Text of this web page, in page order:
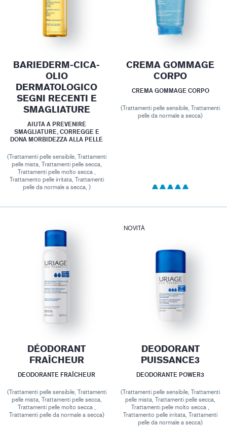
BARIEDERM-CICA-
OLIO
DERMATOLOGICO
SEGNI RECENTI E
SMAGLIATURE
AIUTA A PREVENIRE
SMAGLIATURE, CORREGGE E
DONA MORBIDEZZA ALLA PELLE
(Trattamenti pelle sensibile, Trattamenti
pelle mista, Trattamenti pelle secca,
Trattamenti pelle molto secca ,
Trattamento pelle irritata, Trattamenti
pelle da normale a secca, )
CREMA GOMMAGE
CORPO
CREMA GOMMAGE CORPO
(Trattamenti pelle sensibile, Trattamenti
pelle da normale a secca)
DÉODORANT
FRAÎCHEUR
DEODORANTE FRAÎCHEUR
(Trattamenti pelle sensibile, Trattamenti
pelle mista, Trattamenti pelle secca,
Trattamenti pelle molto secca ,
Trattamenti pelle da normale a secca)
NOVITÀ
DEODORANT
PUISSANCE3
DEODORANTE POWER3
(Trattamenti pelle sensibile, Trattamenti
pelle mista, Trattamenti pelle secca,
Trattamenti pelle molto secca ,
Trattamento pelle irritata, Trattamenti
pelle da normale a secca)